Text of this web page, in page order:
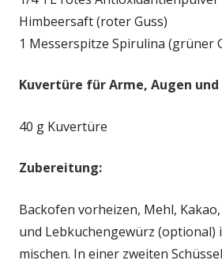
Himbeersaft (roter Guss)
1 Messerspitze Spirulina (grüner
Kuvertüre für Arme, Augen und
40 g Kuvertüre
Zubereitung:
Backofen vorheizen, Mehl,
und Lebkuchengewürz (optional)
mischen. In einer zweiten